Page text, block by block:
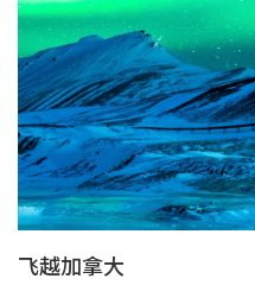
飞越加拿大